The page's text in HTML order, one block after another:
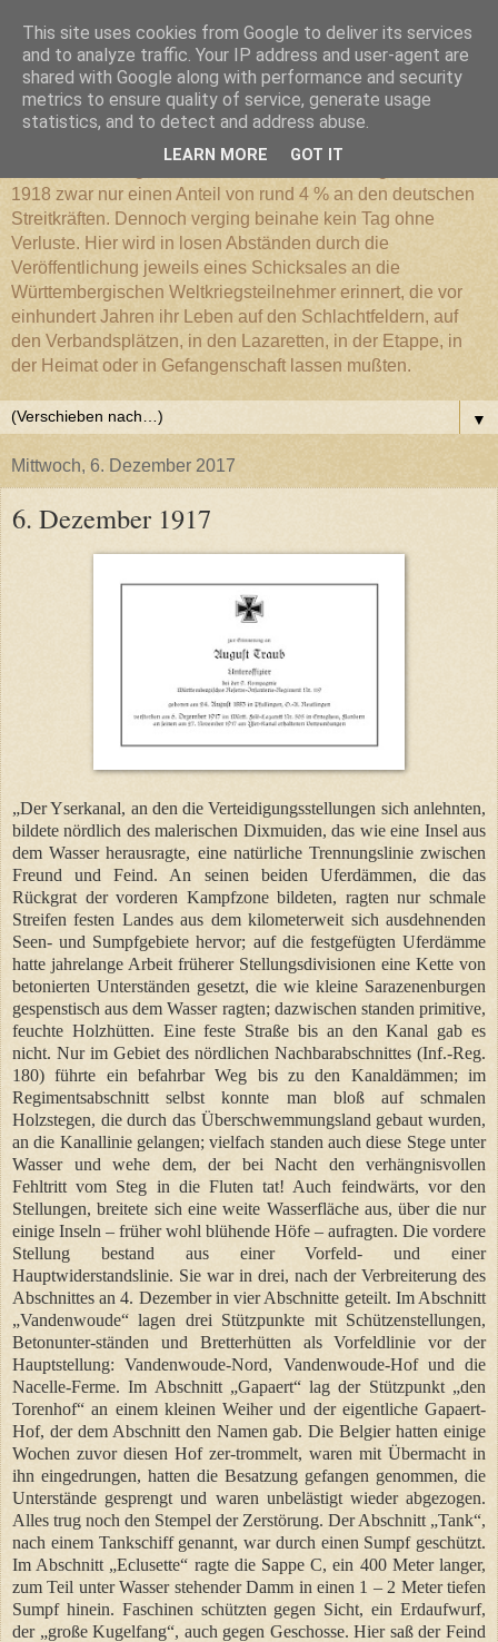
Württembergischer
Weltkriegs-Blog
1918 zwar nur einen Anteil von rund 4 % an den deutschen
Streitkräften. Dennoch verging beinahe kein Tag ohne
Verluste. Hier wird in losen Abständen durch die
Veröffentlichung jeweils eines Schicksales an die
Württembergischen Weltkriegsteilnehmer erinnert, die vor
einhundert Jahren ihr Leben auf den Schlachtfeldern, auf
den Verbandsplätzen, in den Lazaretten, in der Etappe, in
der Heimat oder in Gefangenschaft lassen mußten.
▼
Mittwoch, 6. Dezember 2017
6. Dezember 1917
„Der Yserkanal, an den die Verteidigungsstellungen sich anlehnten,
bildete nördlich des malerischen Dixmuiden, das wie eine Insel aus
dem Wasser herausragte, eine natürliche Trennungslinie zwischen
Freund und Feind. An seinen beiden Uferdämmen, die das
Rückgrat der vorderen Kampfzone bildeten, ragten nur schmale
Streifen festen Landes aus dem kilometerweit sich ausdehnenden
Seen- und Sumpfgebiete hervor; auf die festgefügten Uferdämme
hatte jahrelange Arbeit früherer Stellungsdivisionen eine Kette von
betonierten Unterständen gesetzt, die wie kleine Sarazenenburgen
gespenstisch aus dem Wasser ragten; dazwischen standen primitive,
feuchte Holzhütten. Eine feste Straße bis an den Kanal gab es
nicht. Nur im Gebiet des nördlichen Nachbarabschnittes (Inf.-Reg.
180) führte ein befahrbar Weg bis zu den Kanaldämmen; im
Regimentsabschnitt selbst konnte man bloß auf schmalen
Holzstegen, die durch das Überschwemmungsland gebaut wurden,
an die Kanallinie gelangen; vielfach standen auch diese Stege unter
Wasser und wehe dem, der bei Nacht den verhängnisvollen
Fehltritt vom Steg in die Fluten tat! Auch feindwärts, vor den
Stellungen, breitete sich eine weite Wasserfläche aus, über die nur
einige Inseln – früher wohl blühende Höfe – aufragten. Die vordere
Stellung bestand aus einer Vorfeld- und einer
Hauptwiderstandslinie. Sie war in drei, nach der Verbreiterung des
Abschnittes an 4. Dezember in vier Abschnitte geteilt. Im Abschnitt
„Vandenwoude“ lagen drei Stützpunkte mit Schützenstellungen,
Betonunter-ständen und Bretterhütten als Vorfeldlinie vor der
Hauptstellung: Vandenwoude-Nord, Vandenwoude-Hof und die
Nacelle-Ferme. Im Abschnitt „Gapaert“ lag der Stützpunkt „den
Torenhof“ an einem kleinen Weiher und der eigentliche Gapaert-
Hof, der dem Abschnitt den Namen gab. Die Belgier hatten einige
Wochen zuvor diesen Hof zer-trommelt, waren mit Übermacht in
ihn eingedrungen, hatten die Besatzung gefangen genommen, die
Unterstände gesprengt und waren unbelästigt wieder abgezogen.
Alles trug noch den Stempel der Zerstörung. Der Abschnitt „Tank“,
nach einem Tankschiff genannt, war durch einen Sumpf geschützt.
Im Abschnitt „Eclusette“ ragte die Sappe C, ein 400 Meter langer,
zum Teil unter Wasser stehender Damm in einen 1 – 2 Meter tiefen
Sumpf hinein. Faschinen schützten gegen Sicht, ein Erdaufwurf,
der „große Kugelfang“, auch gegen Geschosse. Hier saß der Feind
This site uses cookies from Google to deliver its services
and to analyze traffic. Your IP address and user-agent are
shared with Google along with performance and security
metrics to ensure quality of service, generate usage
statistics, and to detect and address abuse.
LEARN MORE GOT IT